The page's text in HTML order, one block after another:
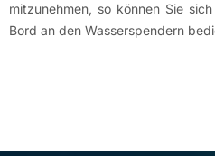
mitzunehmen, so können Sie
Bord an den Wasserspendern